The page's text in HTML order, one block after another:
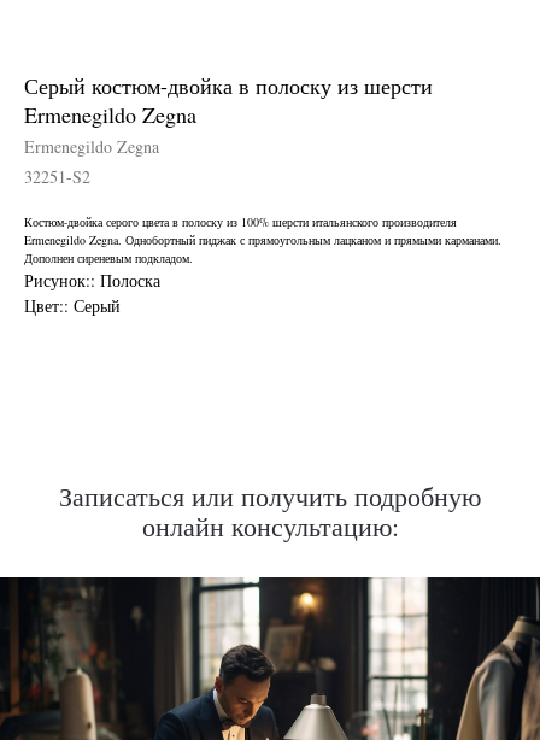
Серый костюм-двойка в полоску из шерсти
Ermenegildo Zegna
Ermenegildo Zegna
32251-S2
Костюм-двойка серого цвета в полоску из 100% шерсти итальянского производителя
Ermenegildo Zegna. Однобортный пиджак с прямоугольным лацканом и прямыми карманами.
Дополнен сиреневым подкладом.
Рисунок:: Полоска
Цвет:: Серый
Записаться или получить подробную
онлайн консультацию:
Какую ткань выбрать?
Как должен сидеть правильно пошитый
костюм?
Как детали костюма подчеркнут вашу
индивидуальность?
Ответим на все вопросы в удобном
для вас мессенджере
Нужен отлично сидящий